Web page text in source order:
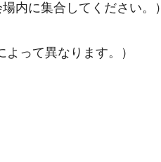
内に集合してください。）
って異なります。）